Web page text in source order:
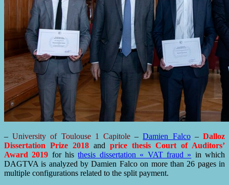
–University of Toulouse 1 Capitole –Damien Falco–Dalloz
Dissertation Prize 2018 and price thesis Court of Auditors’
Award 2019 for histhesis dissertation « VAT fraud » in which
DAGTVA is analyzed by Damien Falco on more than 26 pages in
multiple configurations related to the split payment.